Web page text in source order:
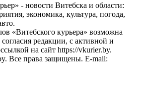
- новости Витебска и области:
экономика, культура, погода,
«Витебского курьера» возможна
редакции, с активной и
на сайт https://vkurier.by.
Все права защищены. E-mail: